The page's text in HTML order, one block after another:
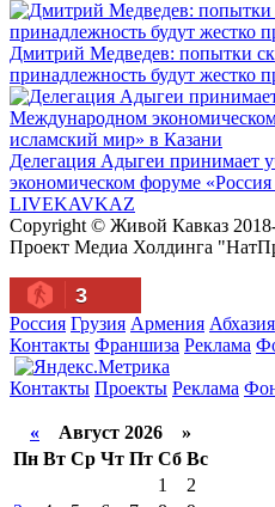
Дмитрий Медведев: попытки
принадлежность будут жестко
Делегация Адыгеи принимает
экономическом форуме
LIVEKAVKAZ
Copyright © Живой Кавказ
Проект Медиа Холдинга
3
Россия Грузия Армения Абхазия
Контакты Франшиза Реклама
Контакты Проекты Реклама
« Август 2026 »
Пн Вт Ср Чт Пт Сб Вс
1
2